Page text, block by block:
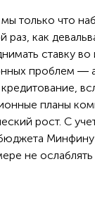
только что
раз, как
ставку
проблем ―
планы
рост. С
Минфину
не ослаблять